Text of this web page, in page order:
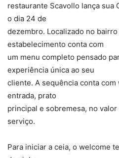
restaurante Scavollo lança sua
o dia 24 de
dezembro. Localizado no
estabelecimento conta com
um menu completo pensado
experiência única ao seu
cliente. A sequência conta
entrada, prato
principal e sobremesa, no
serviço.
Para iniciar a ceia, o welcome